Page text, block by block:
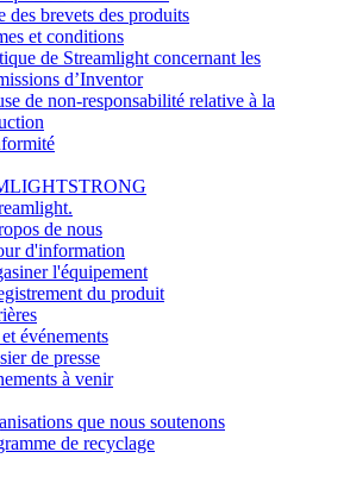
des brevets des produits
et conditions
de Streamlight concernant les
d’Inventor
de non-responsabilité relative à la
de nous
d'information
l'équipement
du produit
événements
de presse
à venir
que nous soutenons
de recyclage